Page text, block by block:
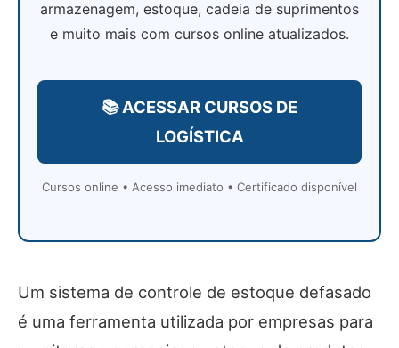
armazenagem, estoque, cadeia de suprimentos
e muito mais com cursos online atualizados.
📚 ACESSAR CURSOS DE
LOGÍSTICA
Cursos online • Acesso imediato • Certificado disponível
Um sistema de controle de estoque defasado
é uma ferramenta utilizada por empresas para